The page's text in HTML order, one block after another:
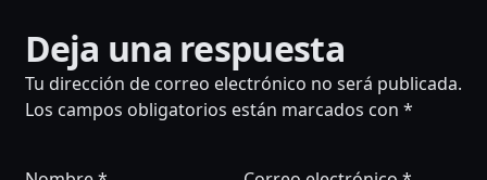
NAVEGACIÓN
DE
Deja una respuesta
Tu dirección de correo electrónico no será publicada.
Los campos obligatorios están marcados con *